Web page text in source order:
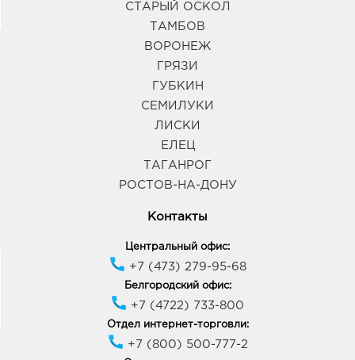
СТАРЫЙ ОСКОЛ
ТАМБОВ
ВОРОНЕЖ
ГРЯЗИ
ГУБКИН
СЕМИЛУКИ
ЛИСКИ
ЕЛЕЦ
ТАГАНРОГ
РОСТОВ-НА-ДОНУ
Контакты
Центральный офис:
+7 (473) 279-95-68
Белгородский офис:
+7 (4722) 733-800
Отдел интернет-торговли:
+7 (800) 500-777-2